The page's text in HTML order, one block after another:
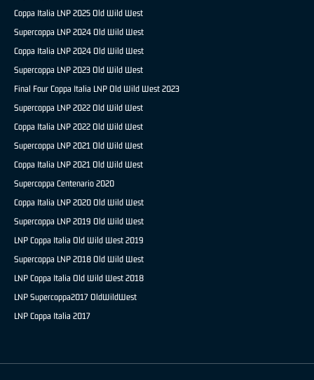
Coppa Italia LNP 2025 Old Wild West
Supercoppa LNP 2024 Old Wild West
Coppa Italia LNP 2024 Old Wild West
Supercoppa LNP 2023 Old Wild West
Final Four Coppa Italia LNP Old Wild West 2023
Supercoppa LNP 2022 Old Wild West
Coppa Italia LNP 2022 Old Wild West
Supercoppa LNP 2021 Old Wild West
Coppa Italia LNP 2021 Old Wild West
Supercoppa Centenario 2020
Coppa Italia LNP 2020 Old Wild West
Supercoppa LNP 2019 Old Wild West
LNP Coppa Italia Old Wild West 2019
Supercoppa LNP 2018 Old Wild West
LNP Coppa Italia Old Wild West 2018
LNP Supercoppa2017 OldWildWest
LNP Coppa Italia 2017